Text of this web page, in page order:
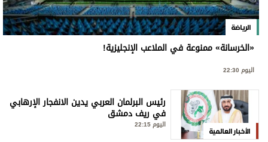
الرياضة
«الخرسانة» ممنوعة في الملاعب الإنجليزية!
اليوم 22:30
الأخبار العالمية
رئيس البرلمان العربي يدين الانفجار الإرهابي
في ريف دمشق
اليوم 22:15